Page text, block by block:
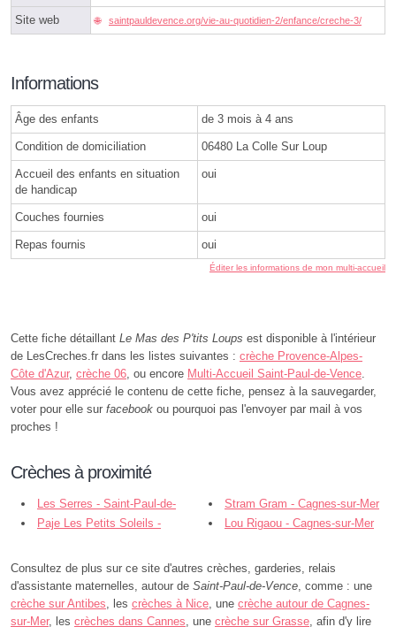
Site web saintpauldevence.org/vie-au-quotidien-2/enfance/creche-3/
Informations
Âge des enfants de 3 mois à 4 ans
Condition de domiciliation 06480 La Colle Sur Loup
Accueil des enfants en situation
de handicap
oui
Couches fournies oui
Repas fournis oui
Éditer les informations de mon multi-accueil
Cette fiche détaillant Le Mas des P'tits Loups est disponible à l'intérieur
de LesCreches.fr dans les listes suivantes : crèche Provence-Alpes-
Côte d'Azur, crèche 06 , ou encore Multi-Accueil Saint-Paul-de-Vence
Vous avez apprécié le contenu de cette fiche, pensez à la sauvegarder,
voter pour elle sur facebook ou pourquoi pas l'envoyer par mail à vos
proches !
Crèches à proximité
Les Serres - Saint-Paul-de-
Vence
Stram Gram - Cagnes-sur-Mer
Paje Les Petits Soleils -
Lou Rigaou - Cagnes-sur-Mer
Consultez de plus sur ce site d'autres crèches, garderies, relais
d'assistante maternelles, autour de Saint-Paul-de-Vence , comme : une
crèche sur Antibes , les crèches à Nice , une crèche autour de Cagnes-
sur-Mer, les crèches dans Cannes , une crèche sur Grasse , afin d'y lire